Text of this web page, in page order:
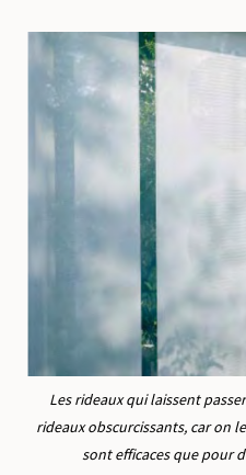
Les rideaux qui laissent
rideaux obscurcissants, car on
sont efficaces que pour